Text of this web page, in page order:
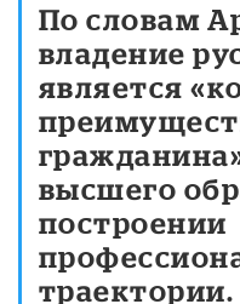
По словам
владение
является
высшего
построении